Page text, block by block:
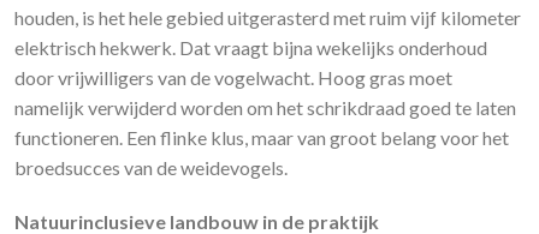
houden, is het hele gebied uitgerasterd met ruim vijf kilometer
elektrisch hekwerk. Dat vraagt bijna wekelijks onderhoud
door vrijwilligers van de vogelwacht. Hoog gras moet
namelijk verwijderd worden om het schrikdraad goed te laten
functioneren. Een flinke klus, maar van groot belang voor het
broedsucces van de weidevogels.
Natuurinclusieve landbouw in de praktijk